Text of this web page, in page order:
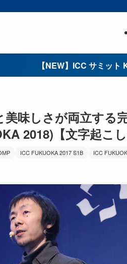
【NEW】ICC サミット
味しさが両立する
2018)【文字起こし
ICC FUKUOKA 2017 S1B ICC